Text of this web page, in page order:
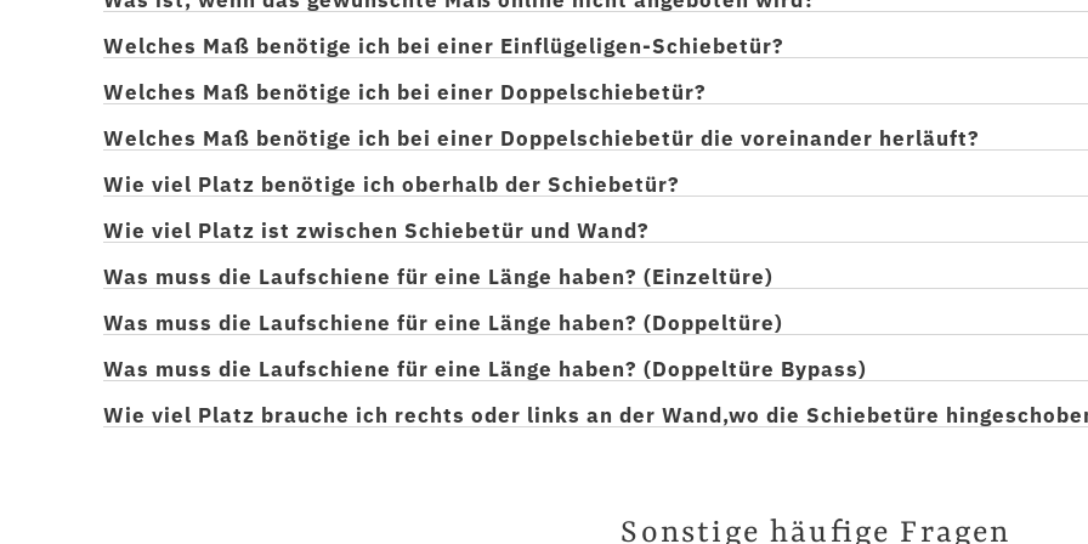
Welches Maß benötige ich bei einer Einflügeligen-Schiebetür?
Welches Maß benötige ich bei einer Doppelschiebetür?
Welches Maß benötige ich bei einer Doppelschiebetür die voreinander herläuft?
Wie viel Platz benötige ich oberhalb der Schiebetür?
Wie viel Platz ist zwischen Schiebetür und Wand?
Was muss die Laufschiene für eine Länge haben? (Einzeltüre)
Was muss die Laufschiene für eine Länge haben? (Doppeltüre)
Was muss die Laufschiene für eine Länge haben? (Doppeltüre Bypass)
Wie viel Platz brauche ich rechts oder links an der Wand,wo die Schiebetüre
Sonstige häufige Fragen